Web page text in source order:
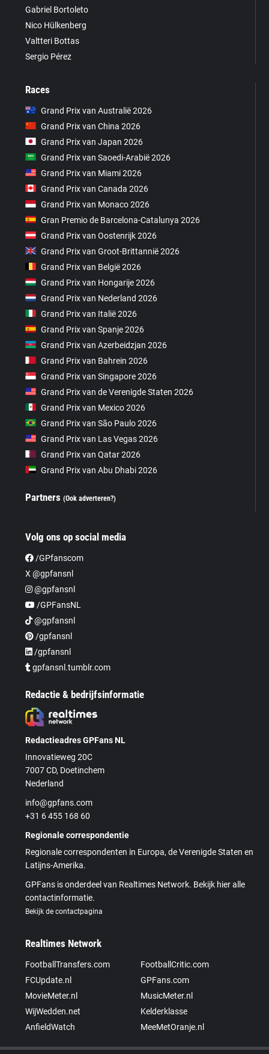
Gabriel Bortoleto
Nico Hülkenberg
Valtteri Bottas
Sergio Pérez
Races
Grand Prix van Australië 2026
Grand Prix van China 2026
Grand Prix van Japan 2026
Grand Prix van Saoedi-Arabië 2026
Grand Prix van Miami 2026
Grand Prix van Canada 2026
Grand Prix van Monaco 2026
Gran Premio de Barcelona-Catalunya 2026
Grand Prix van Oostenrijk 2026
Grand Prix van Groot-Brittannië 2026
Grand Prix van België 2026
Grand Prix van Hongarije 2026
Grand Prix van Nederland 2026
Grand Prix van Italië 2026
Grand Prix van Spanje 2026
Grand Prix van Azerbeidzjan 2026
Grand Prix van Bahrein 2026
Grand Prix van Singapore 2026
Grand Prix van de Verenigde Staten 2026
Grand Prix van Mexico 2026
Grand Prix van São Paulo 2026
Grand Prix van Las Vegas 2026
Grand Prix van Qatar 2026
Grand Prix van Abu Dhabi 2026
Partners(Ook adverteren?)
Volg ons op social media
/GPfanscom
X @gpfansnl
@gpfansnl
/GPFansNL
@gpfansnl
/gpfansnl
/gpfansnl
gpfansnl.tumblr.com
Redactie & bedrijfsinformatie
Redactieadres GPFans NL
Innovatieweg 20C
7007 CD, Doetinchem
Nederland
info@gpfans.com
+31 6 455 168 60
Regionale correspondentie
Regionale correspondenten in Europa, de Verenigde Staten en
Latijns-Amerika.
GPFans is onderdeel van Realtimes Network. Bekijk hier alle
contactinformatie.
Bekijk de contactpagina
Realtimes Network
FootballTransfers.com
FootballCritic.com
FCUpdate.nl
GPFans.com
MovieMeter.nl
MusicMeter.nl
WijWedden.net
Kelderklasse
AnfieldWatch
MeeMetOranje.nl